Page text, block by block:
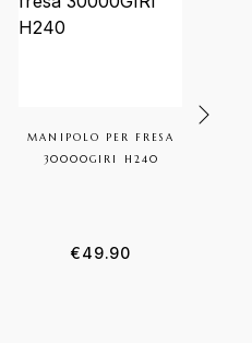
MANIPOLO PER FRESA
30000GIRI H240
€49.90